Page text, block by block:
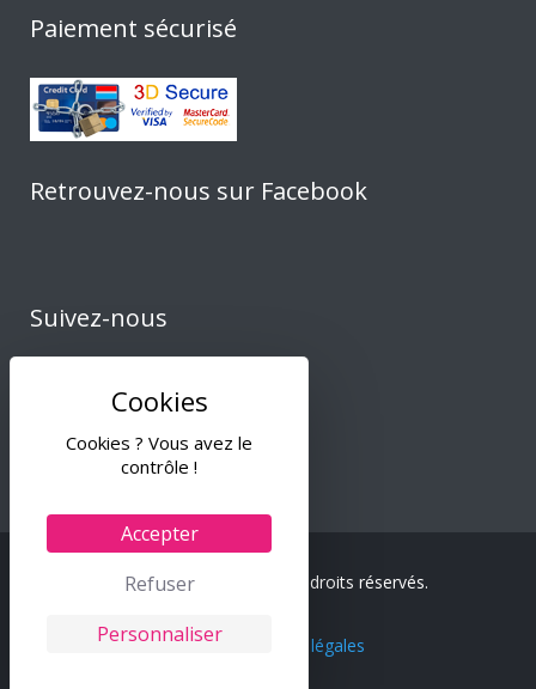
Cookies ? Vous avez le
contrôle !
Accepter
Refuser
Personnaliser
Paiement sécurisé
Retrouvez-nous sur Facebook
Suivez-nous
© 2024 Tiss & Co – Tous droits réservés.
C.G.V.– Mentions légales